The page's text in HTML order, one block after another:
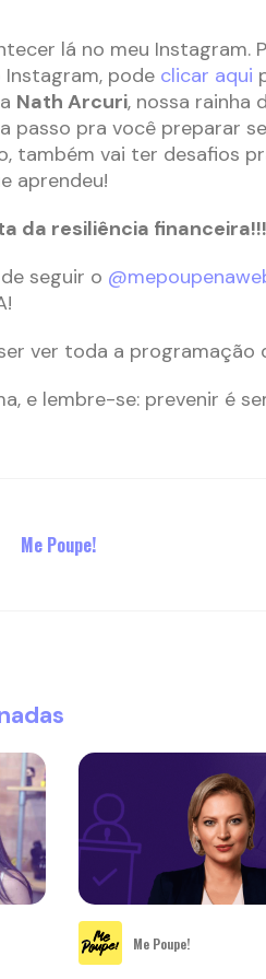
lá no meu Instagram.
pode clicar aqui
Nath Arcuri, nossa rainha
passo pra você preparar
também vai ter desafios
aprendeu!
da resiliência
seguir o
ver toda a programação
e lembre-se: prevenir é
Me Poupe!
Me Poupe!